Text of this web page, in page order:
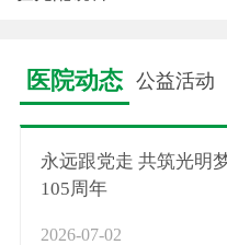
医院动态 公益活动
永远跟党走 共筑光明梦——庆祝中国共产党成立
105周年
2026-07-02